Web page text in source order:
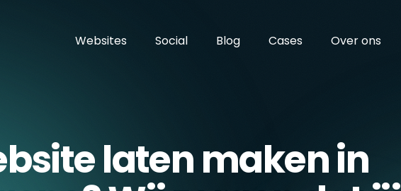
Websites
Social Blog Cases Over ons
laten maken in